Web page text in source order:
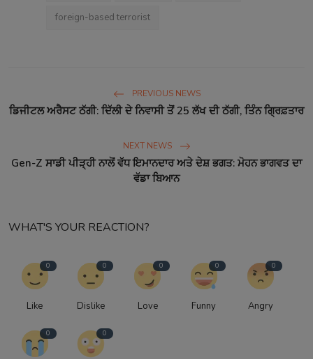
foreign-based terrorist
PREVIOUS NEWS
ਡਿਜੀਟਲ ਅਰੈਸਟ ਠੱਗੀ: ਦਿੱਲੀ ਦੇ ਨਿਵਾਸੀ ਤੋਂ 25 ਲੱਖ ਦੀ ਠੱਗੀ, ਤਿੰਨ ਗ੍ਰਿਫ਼ਤਾਰ
NEXT NEWS
Gen-Z ਸਾਡੀ ਪੀੜ੍ਹੀ ਨਾਲੋਂ ਵੱਧ ਇਮਾਨਦਾਰ ਅਤੇ ਦੇਸ਼ ਭਗਤ: ਮੋਹਨ ਭਾਗਵਤ ਦਾ
ਵੱਡਾ ਬਿਆਨ
WHAT'S YOUR REACTION?
0
Like
0
Dislike
0
Love
0
Funny
0
Angry
0 0